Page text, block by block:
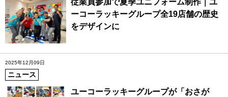
ーコーラッキーグループ全19店舗の歴史
をデザインに
2025年12月09日
ニュース
ユーコーラッキーグループが「おさが